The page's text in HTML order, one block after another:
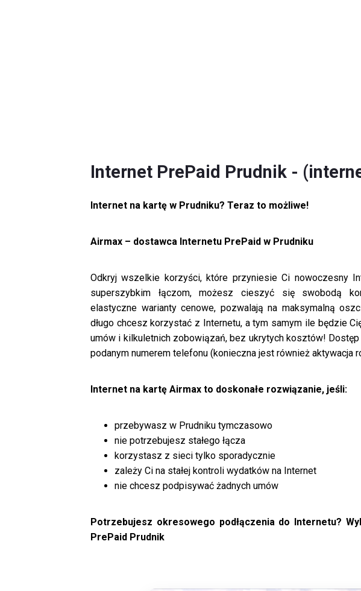
Internet PrePaid Prudnik -
Internet na kartę w Prudniku? Teraz to możliwe!
Airmax – dostawca Internetu PrePaid w Prudniku
Odkryj wszelkie korzyści, które przyniesie Ci nowoczesny
superszybkim łączom, możesz cieszyć się swobodą
elastyczne warianty cenowe, pozwalają na maksymalną
długo chcesz korzystać z Internetu, a tym samym ile będzie
umów i kilkuletnich zobowiązań, bez ukrytych kosztów!
podanym numerem telefonu (konieczna jest również aktywacja
Internet na kartę Airmax to doskonałe rozwiązanie, jeśli:
przebywasz w Prudniku tymczasowo
nie potrzebujesz stałego łącza
korzystasz z sieci tylko sporadycznie
zależy Ci na stałej kontroli wydatków na Internet
nie chcesz podpisywać żadnych umów
Potrzebujesz okresowego podłączenia do Internetu?
PrePaid Prudnik